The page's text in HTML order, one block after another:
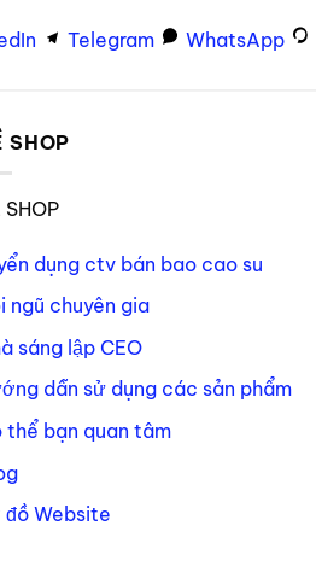
Telegram WhatsApp
SHOP
SHOP
dụng ctv bán bao cao su
ngũ chuyên gia
sáng lập CEO
dẫn sử dụng các sản phẩm
thể bạn quan tâm
đồ Website